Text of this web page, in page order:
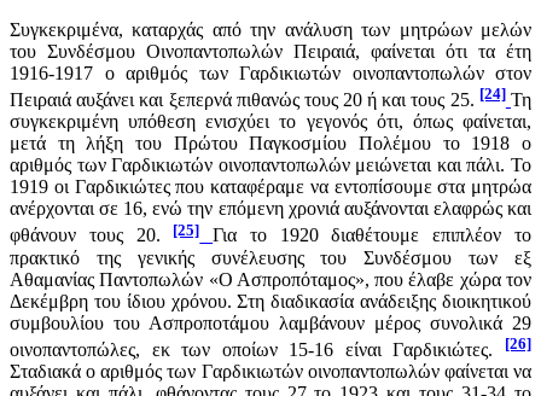
Συγκεκριμένα, καταρχάς από την ανάλυση των μητρώων μελών
του Συνδέσμου Οινοπαντοπωλών Πειραιά, φαίνεται ότι τα έτη
1916-1917 ο αριθμός των Γαρδικιωτών οινοπαντοπωλών στον
Πειραιά αυξάνει και ξεπερνά πιθανώς τους 20 ή και τους 25. [24] Τη
συγκεκριμένη υπόθεση ενισχύει το γεγονός ότι, όπως φαίνεται,
μετά τη λήξη του Πρώτου Παγκοσμίου Πολέμου το 1918 ο
αριθμός των Γαρδικιωτών οινοπαντοπωλών μειώνεται και πάλι. Το
1919 οι Γαρδικιώτες που καταφέραμε να εντοπίσουμε στα μητρώα
ανέρχονται σε 16, ενώ την επόμενη χρονιά αυξάνονται ελαφρώς και
φθάνουν τους 20.
[25]
Για το 1920 διαθέτουμε επιπλέον το
πρακτικό της γενικής συνέλευσης του Συνδέσμου των εξ
Αθαμανίας Παντοπωλών «Ο Ασπροπόταμος», που έλαβε χώρα τον
Δεκέμβρη του ίδιου χρόνου. Στη διαδικασία ανάδειξης διοικητικού
συμβουλίου του Ασπροποτάμου λαμβάνουν μέρος συνολικά 29
οινοπαντοπώλες, εκ των οποίων 15-16 είναι Γαρδικιώτες.
[26]
Σταδιακά ο αριθμός των Γαρδικιωτών οινοπαντοπωλών φαίνεται να